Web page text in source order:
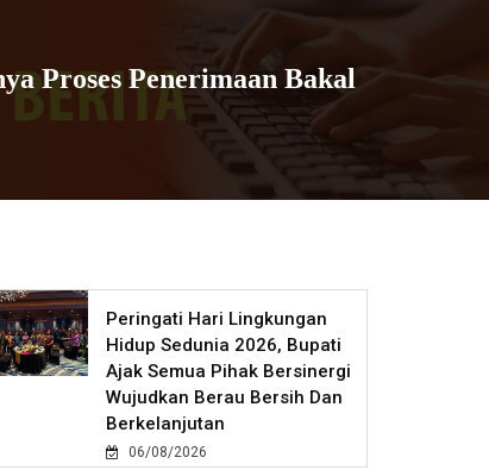
Proses Penerimaan Bakal
Peringati Hari Lingkungan
Hidup Sedunia 2026, Bupati
Ajak Semua Pihak Bersinergi
Wujudkan Berau Bersih Dan
Berkelanjutan
06/08/2026